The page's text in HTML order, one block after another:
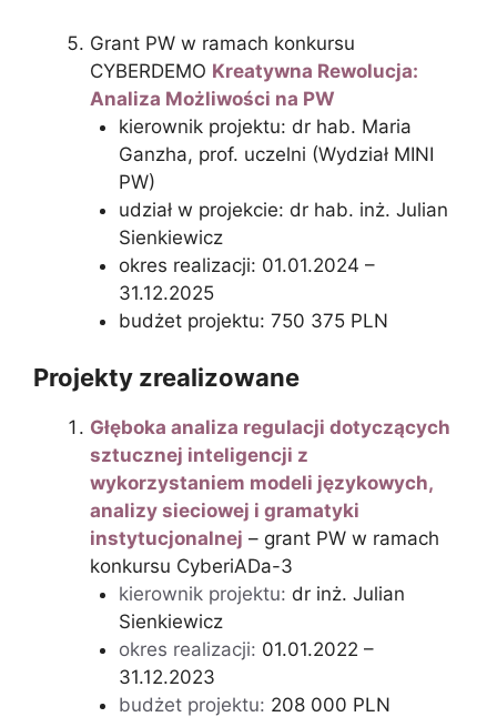
Grant PW w ramach konkursu
CYBERDEMO Kreatywna Rewolucja:
Analiza Możliwości na PW
kierownik projektu: dr hab. Maria
Ganzha, prof. uczelni (Wydział MINI
PW)
udział w projekcie: dr hab. inż. Julian
Sienkiewicz
okres realizacji: 01.01.2024 –
31.12.2025
budżet projektu: 750 375 PLN
Projekty zrealizowane
Głęboka analiza regulacji dotyczących
sztucznej inteligencji z
wykorzystaniem modeli językowych,
analizy sieciowej i gramatyki
instytucjonalnej – grant PW w ramach
konkursu CyberiADa-3
kierownik projektu: dr inż. Julian
Sienkiewicz
okres realizacji: 01.01.2022 –
31.12.2023
budżet projektu: 208 000 PLN